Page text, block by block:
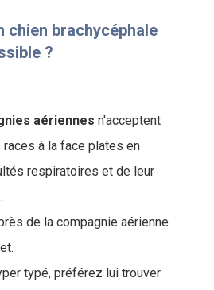
chien brachycéphale
?
aériennes n'acceptent
à la face plates en
respiratoires et de leur
.
de la compagnie aérienne
typé, préférez lui trouver